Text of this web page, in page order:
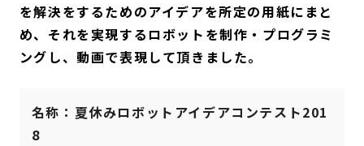
を解決をするためのアイデアを所定の用紙にまと
め、それを実現するロボットを制作・プログラミ
ングし、動画で表現して頂きました。
名称：夏休みロボットアイデアコンテスト201
8